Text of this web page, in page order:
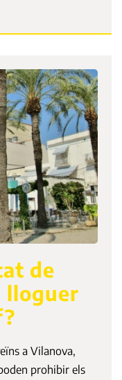
de
lloguer
a Vilanova,
prohibir els